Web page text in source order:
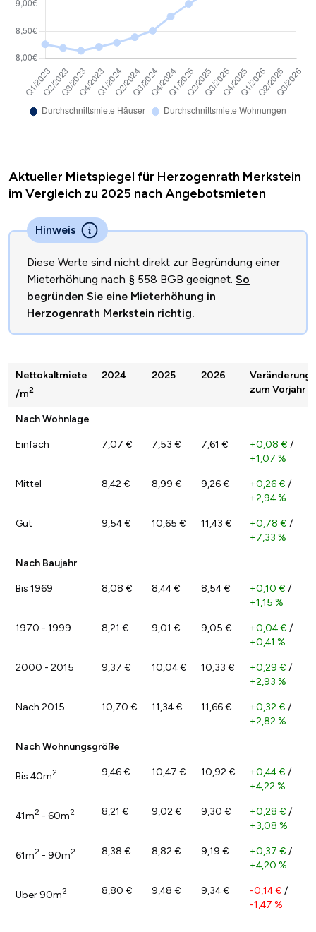
Aktueller Mietspiegel für Herzogenrath Merkstein
im Vergleich zu 2025 nach Angebotsmieten
Hinweis
Diese Werte sind nicht direkt zur Begründung einer
Mieterhöhung nach § 558 BGB geeignet. So
begründen Sie eine Mieterhöhung in
Herzogenrath Merkstein richtig.
Nettokaltmiete
/m2
2024 2025 2026
Veränderung
zum Vorjahr
Nach Wohnlage
Einfach 7,07 € 7,53 € 7,61 € +0,08 € /
+1,07 %
Mittel 8,42 € 8,99 € 9,26 € +0,26 € /
+2,94 %
Gut 9,54 € 10,65 € 11,43 € +0,78 € /
+7,33 %
Nach Baujahr
Bis 1969 8,08 € 8,44 € 8,54 € +0,10 € /
+1,15 %
1970 - 1999 8,21 € 9,01 € 9,05 € +0,04 € /
+0,41 %
2000 - 2015 9,37 € 10,04 € 10,33 € +0,29 € /
+2,93 %
Nach 2015 10,70 € 11,34 € 11,66 € +0,32 € /
+2,82 %
Nach Wohnungsgröße
Bis 40m2 9,46 € 10,47 € 10,92 € +0,44 € /
+4,22 %
41m2 - 60m2 8,21 € 9,02 € 9,30 € +0,28 € /
+3,08 %
61m2 - 90m2 8,38 € 8,82 € 9,19 € +0,37 € /
+4,20 %
Über 90m2 8,80 € 9,48 € 9,34 € -0,14 € /
-1,47 %